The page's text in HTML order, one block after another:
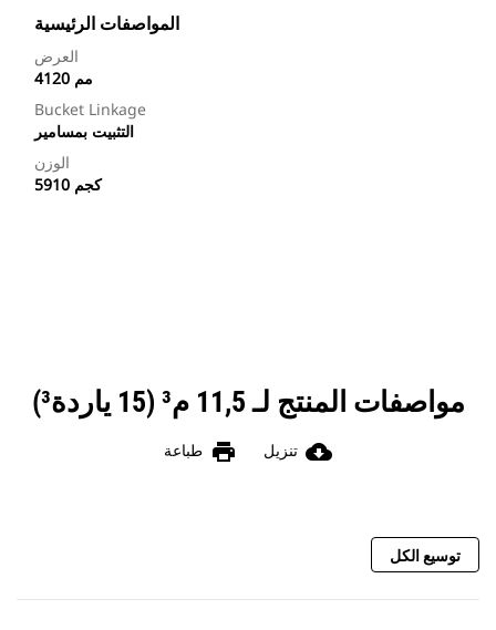
المواصفات الرئيسية
العرض
4120 مم
Bucket Linkage
التثبيت بمسامير
الوزن
5910 كجم
مواصفات المنتج لـ 11,5 م³ (15 ياردة³)
cloud_download تنزيل print طباعة
توسيع الكل